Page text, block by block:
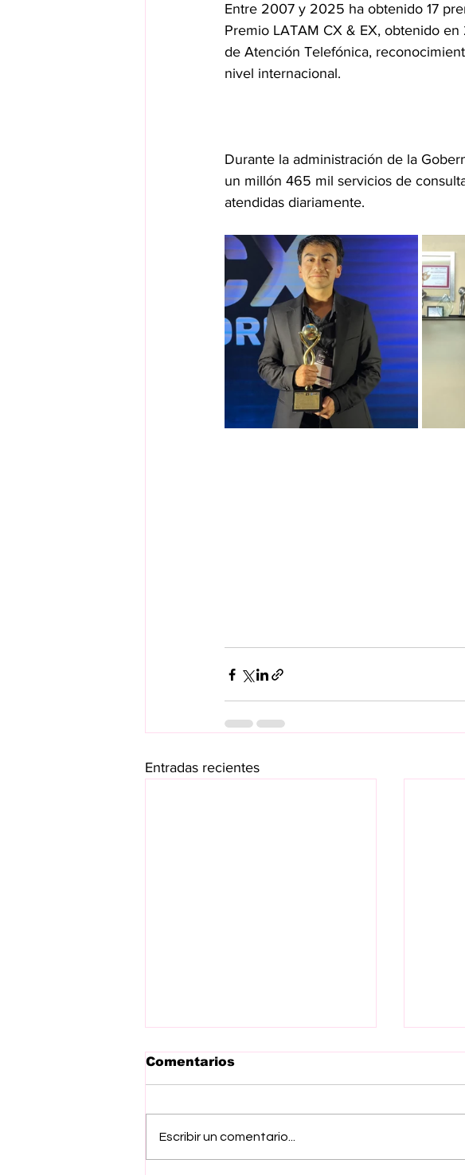
Entre 2007 y 2025 ha obtenido 17
Premio LATAM CX & EX, obtenido
de Atención Telefónica,
nivel internacional.
Durante la administración de la
un millón 465 mil servicios de
atendidas diariamente.
Entradas recientes
Comentarios
Escribir un comentario...